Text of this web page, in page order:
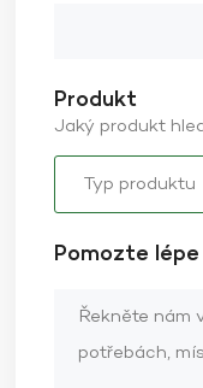
Produkt
Jaký produkt
Pomozte lépe